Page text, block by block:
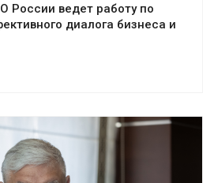
России ведет работу по
диалога бизнеса и